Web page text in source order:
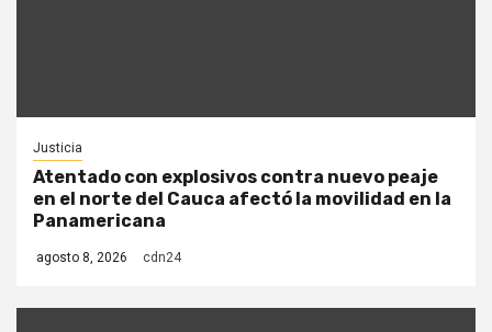
Justicia
Atentado con explosivos contra nuevo peaje
en el norte del Cauca afectó la movilidad en la
Panamericana
agosto 8, 2026 cdn24